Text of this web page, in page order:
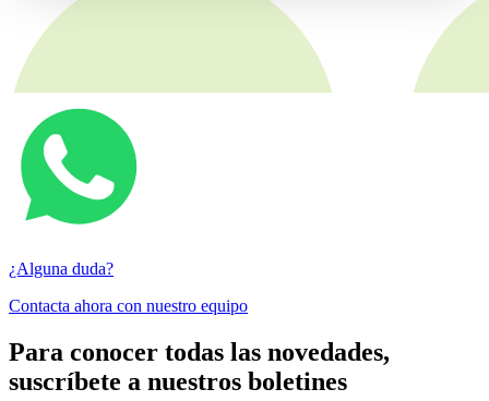
¿Alguna duda?
Contacta ahora con nuestro equipo
Para conocer todas las novedades,
suscríbete a nuestros boletines